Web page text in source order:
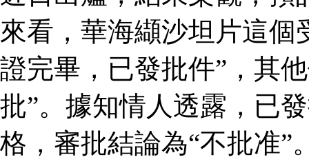
來看，華海纈沙坦片這個
證完畢，已發批件”，其
批”。據知情人透露，已
格，審批結論為“不批准”